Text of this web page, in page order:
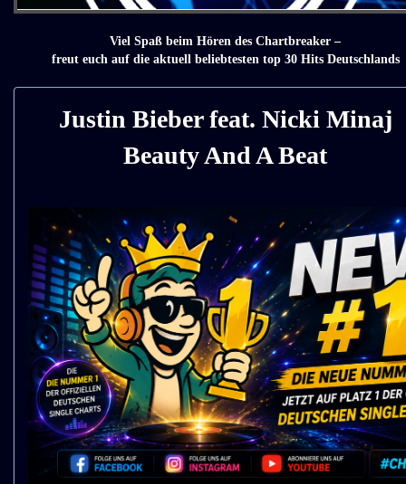
Viel Spaß beim Hören des Chartbreaker –
freut euch auf die aktuell beliebtesten top 30 Hits Deutschlands
Justin Bieber feat. Nicki Minaj
Beauty And A Beat